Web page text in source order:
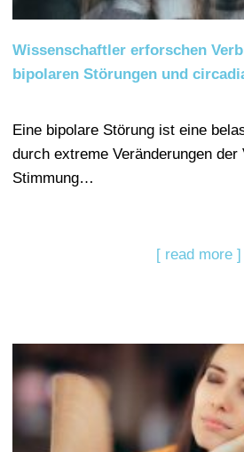
Wissenschaftler erforschen
bipolaren Störungen und
Eine bipolare Störung ist eine
durch extreme Veränderungen der
Stimmung…
[ read more ]